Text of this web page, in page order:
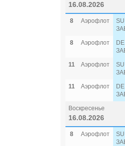
16.08.2026
8 Аэрофлот
8
Аэрофлот
11
Аэрофлот
11
Аэрофлот
Воскресенье
16.08.2026
8 Аэрофлот